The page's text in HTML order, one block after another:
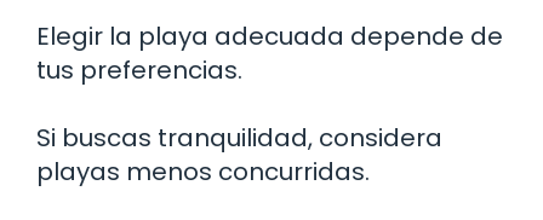
Elegir la playa adecuada depende de
tus preferencias.
Si buscas tranquilidad, considera
playas menos concurridas.